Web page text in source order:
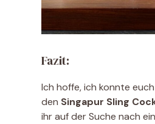
Fazit:
Ich hoffe, ich konnte
den Singapur Sling
ihr auf der Suche nach